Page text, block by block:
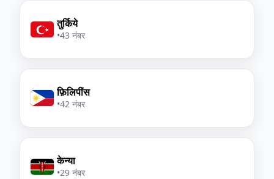
तुर्किये
•43 नंबर
फ़िलिपींस
•42 नंबर
केन्या
•29 नंबर